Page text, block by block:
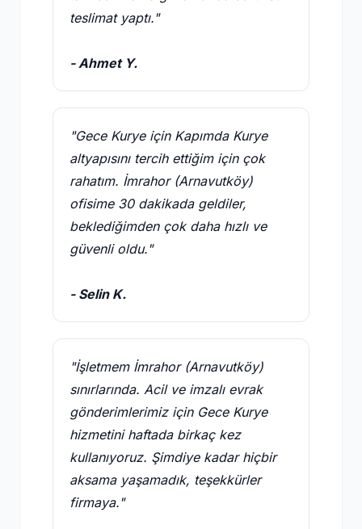
teslimat yaptı."
- Ahmet Y.
"Gece Kurye için Kapımda Kurye
altyapısını tercih ettiğim için çok
rahatım. İmrahor (Arnavutköy)
ofisime 30 dakikada geldiler,
beklediğimden çok daha hızlı ve
güvenli oldu."
- Selin K.
"İşletmem İmrahor (Arnavutköy)
sınırlarında. Acil ve imzalı evrak
gönderimlerimiz için Gece Kurye
hizmetini haftada birkaç kez
kullanıyoruz. Şimdiye kadar hiçbir
aksama yaşamadık, teşekkürler
firmaya."